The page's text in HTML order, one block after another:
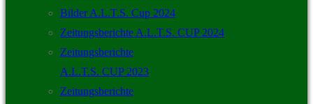
Bilder A.L.T.S. Cup 2024
Zeitungsberichte A.L.T.S. CUP 2024
Zeitungsberichte
A.L.T.S. CUP 2023
Zeitungsberichte